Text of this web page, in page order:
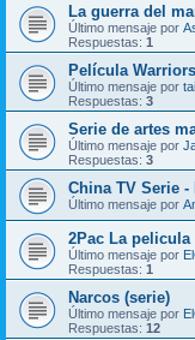
La guerra del
Último mensaje por
Respuestas: 1
Película
Último mensaje por tai
Respuestas: 3
Serie de artes
Último mensaje por
Respuestas: 3
China TV Serie
Último mensaje por
2Pac La pelicula
Último mensaje por
Respuestas: 1
Narcos (serie)
Último mensaje por
Respuestas: 12